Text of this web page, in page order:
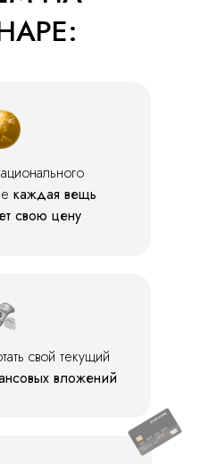
каждая вещь
свою цену
свой текущий
вложений